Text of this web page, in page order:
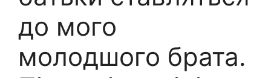
до мого
молодшого брата.